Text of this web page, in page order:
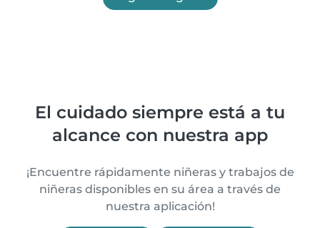
El cuidado siempre está a tu
alcance con nuestra app
¡Encuentre rápidamente niñeras y trabajos de
niñeras disponibles en su área a través de
nuestra aplicación!